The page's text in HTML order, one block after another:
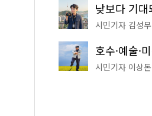
시민기자 김성무
시민기자 이상돈